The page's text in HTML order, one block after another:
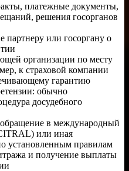
платежные документы,
решения госорганов
партнеру или госоргану о
организации по месту
к страховой компании
гарантию
обычно
досудебного
в международный
или иная
установленным правилам
и получение выплаты